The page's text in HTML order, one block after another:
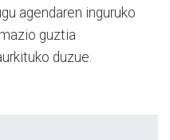
agendaren inguruko
guztia
duzue.